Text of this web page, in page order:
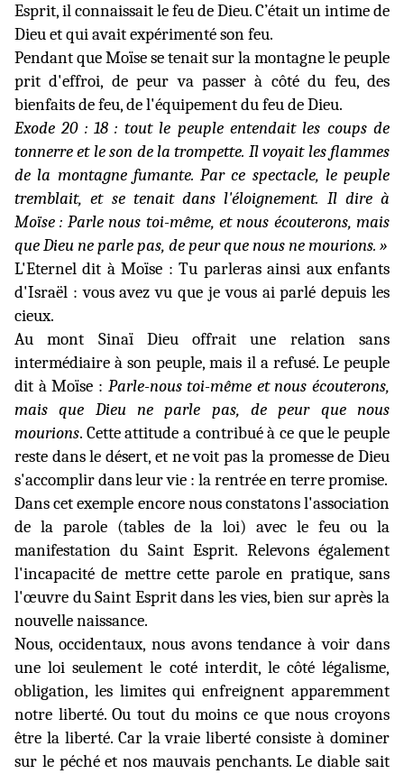
Esprit, il connaissait le feu de Dieu. C’était un intime de
Dieu et qui avait expérimenté son feu.
Pendant que Moïse se tenait sur la montagne le peuple
prit d'effroi, de peur va passer à côté du feu, des
bienfaits de feu, de l'équipement du feu de Dieu.
Exode 20 : 18 : tout le peuple entendait les coups de
tonnerre et le son de la trompette. Il voyait les flammes
de la montagne fumante. Par ce spectacle, le peuple
tremblait, et se tenait dans l'éloignement. Il dire à
Moïse : Parle nous toi-même, et nous écouterons, mais
que Dieu ne parle pas, de peur que nous ne mourions. »
L'Eternel dit à Moïse : Tu parleras ainsi aux enfants
d'Israël : vous avez vu que je vous ai parlé depuis les
cieux.
Au mont Sinaï Dieu offrait une relation sans
intermédiaire à son peuple, mais il a refusé. Le peuple
dit à Moïse : Parle-nous toi-même et nous écouterons,
mais que Dieu ne parle pas, de peur que nous
mourions. Cette attitude a contribué à ce que le peuple
reste dans le désert, et ne voit pas la promesse de Dieu
s'accomplir dans leur vie : la rentrée en terre promise.
Dans cet exemple encore nous constatons l'association
de la parole (tables de la loi) avec le feu ou la
manifestation du Saint Esprit. Relevons également
l'incapacité de mettre cette parole en pratique, sans
l'œuvre du Saint Esprit dans les vies, bien sur après la
nouvelle naissance.
Nous, occidentaux, nous avons tendance à voir dans
une loi seulement le coté interdit, le côté légalisme,
obligation, les limites qui enfreignent apparemment
notre liberté. Ou tout du moins ce que nous croyons
être la liberté. Car la vraie liberté consiste à dominer
sur le péché et nos mauvais penchants. Le diable sait